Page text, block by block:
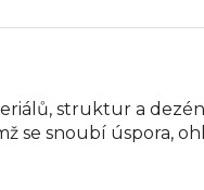
struktur a
se snoubí úspora,